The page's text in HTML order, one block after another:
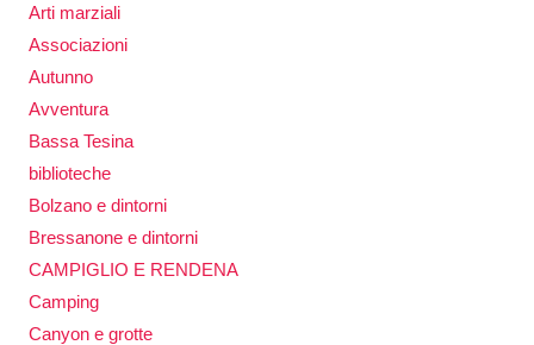
Arti marziali
Associazioni
Autunno
Avventura
Bassa Tesina
biblioteche
Bolzano e dintorni
Bressanone e dintorni
CAMPIGLIO E RENDENA
Camping
Canyon e grotte